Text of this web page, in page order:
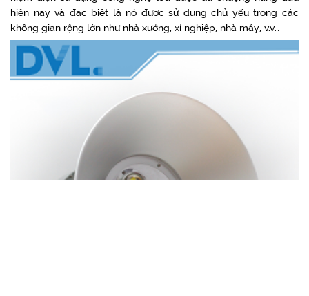
hiện nay và đặc biệt là nó được sử dụng chủ yếu trong các
không gian rộng lớn như nhà xưởng, xí nghiệp, nhà máy, v.v…